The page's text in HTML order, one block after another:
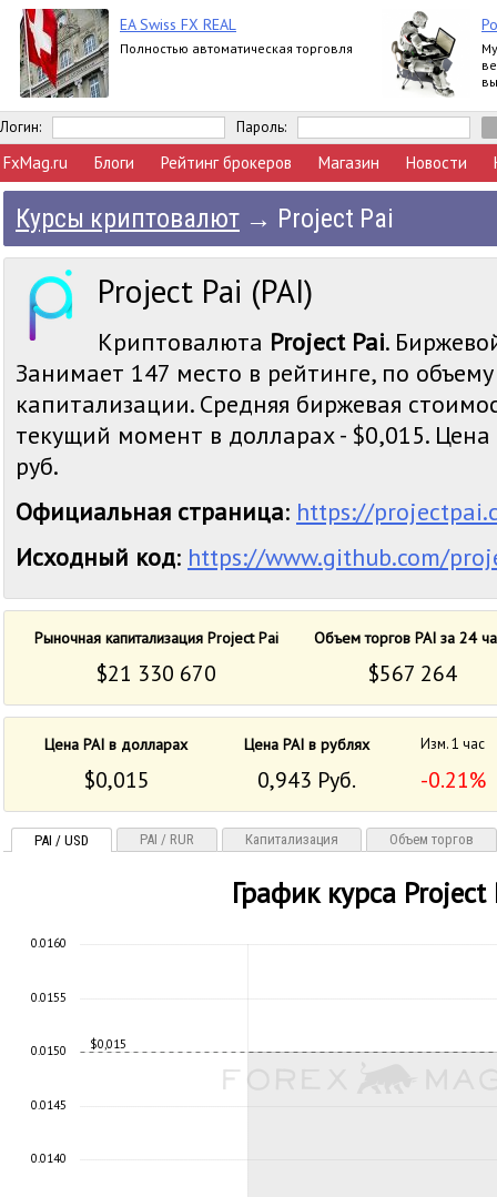
EA Swiss FX REAL
Полностью автоматическая торговля
Логин: Пароль:
FxMag.ru Блоги Рейтинг брокеров Магазин Новости
Курсы криптовалют → Project Pai
Project Pai (PAI)
Криптовалюта Project Pai.
Занимает 147 место в рейтинге, по
капитализации. Средняя биржевая
текущий момент в долларах - $0,015. Цена
руб.
Официальная страница: https://
Исходный код: https://www.github.com/
Рыночная капитализация Project Pai Объем торгов PAI за 24
$21 330 670 $567 264
Цена PAI в долларах Цена PAI в рублях Изм. 1 час
$0,015 0,943 Руб. -0.21%
PAI / USD PAI / RUR Капитализация Объем торгов
График курса Project
$0,015
0.0140
0.0145
0.0150
0.0155
0.0160